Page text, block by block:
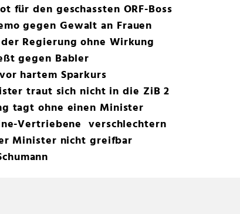
für den geschassten ORF-Boss
gegen Gewalt an Frauen
Regierung ohne Wirkung
gegen Babler
hartem Sparkurs
traut sich nicht in die ZiB 2
tagt ohne einen Minister
Vertriebene verschlechtern
Minister nicht greifbar